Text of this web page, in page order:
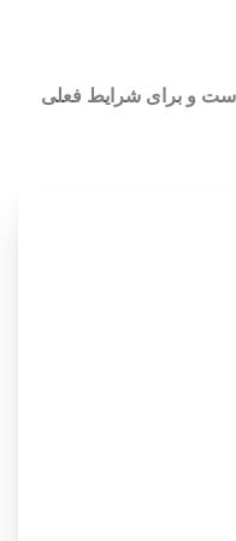
است و برای شرایط فعلی